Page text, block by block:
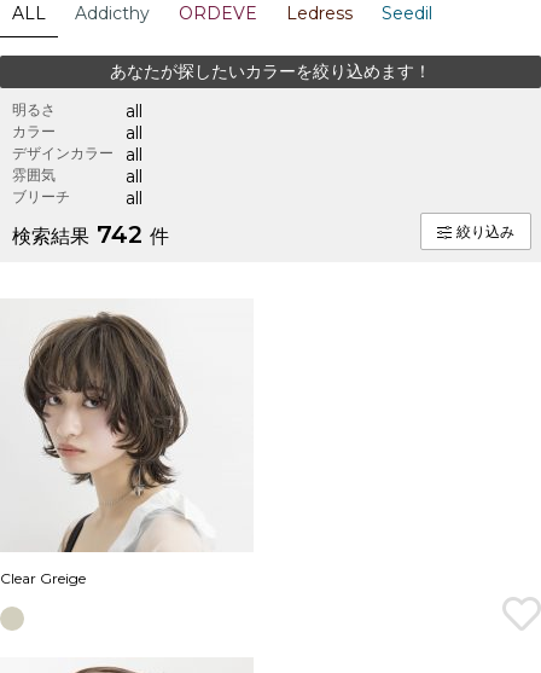
ALL Addicthy ORDEVE Ledress Seedil
あなたが探したいカラーを絞り込めます！
明るさ all
カラー all
デザインカラー all
雰囲気 all
ブリーチ all
検索結果 742 件 絞り込み
Clear Greige